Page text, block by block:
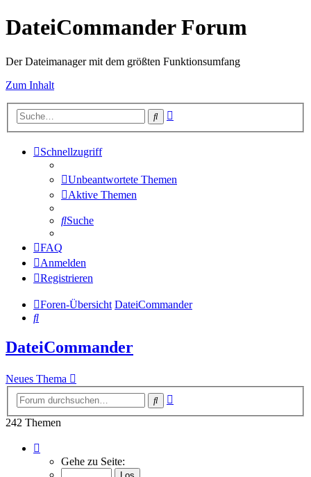
DateiCommander Forum
Der Dateimanager mit dem größten Funktionsumfang
Zum Inhalt
Suche
Schnellzugriff
Unbeantwortete Themen
Aktive Themen
Suche
FAQ
Anmelden
Registrieren
Foren-Übersicht DateiCommander
Suche
DateiCommander
Neues Thema
Suche
242 Themen
von
Gehe zu Seite: